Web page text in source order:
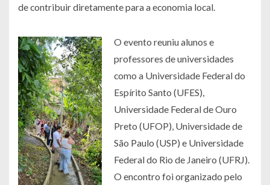
de contribuir diretamente para a economia local.
O evento reuniu alunos e
professores de universidades
como a Universidade Federal do
Espírito Santo (UFES),
Universidade Federal de Ouro
Preto (UFOP), Universidade de
São Paulo (USP) e Universidade
Federal do Rio de Janeiro (UFRJ).
O encontro foi organizado pelo